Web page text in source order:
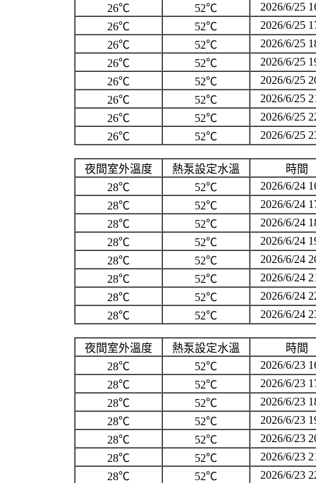
26℃
52℃
2026/6/25
26℃
52℃
2026/6/25
26℃
52℃
2026/6/25
26℃
52℃
2026/6/25
26℃
52℃
2026/6/25
26℃
52℃
2026/6/25
26℃
52℃
2026/6/25
26℃
52℃ 2026/6/25
夜間室外溫度 熱泵設定水溫
時間
28℃
52℃
2026/6/24
28℃
52℃
2026/6/24
28℃
52℃
2026/6/24
28℃
52℃
2026/6/24
28℃
52℃
2026/6/24
28℃
52℃
2026/6/24
28℃
52℃
2026/6/24
28℃
52℃ 2026/6/24
夜間室外溫度 熱泵設定水溫
時間
28℃
52℃
2026/6/23
28℃
52℃
2026/6/23
28℃
52℃
2026/6/23
28℃
52℃
2026/6/23
28℃
52℃
2026/6/23
28℃
52℃
2026/6/23
28℃
52℃
2026/6/23